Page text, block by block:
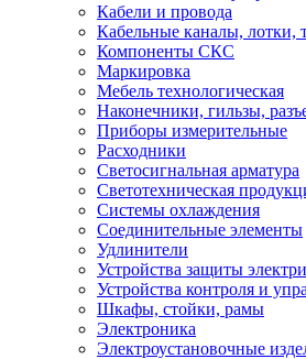
Кабели и провода
Кабельные каналы, лотки,
Компоненты СКС
Маркировка
Мебель технологическая
Наконечники, гильзы,
Приборы измерительные
Расходники
Светосигнальная арматура
Светотехническая
Системы охлаждения
Соединительные элементы
Удлинители
Устройства защиты
Устройства контроля и
Шкафы, стойки, рамы
Электроника
Электроустановочные